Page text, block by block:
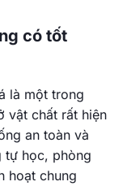
có tốt
là một trong
vật chất rất hiện
an toàn và
tự học, phòng
hoạt chung